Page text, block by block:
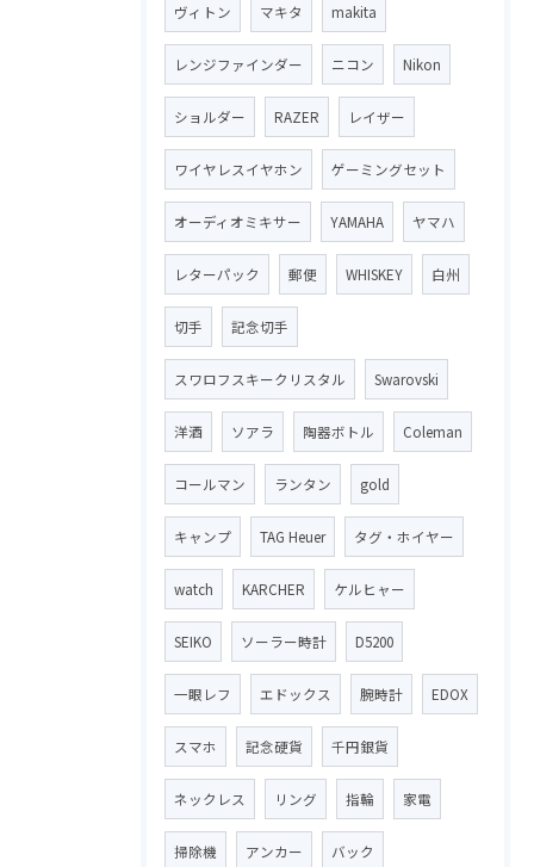
ヴィトン マキタ makita
レンジファインダー ニコン Nikon
ショルダー RAZER レイザー
ワイヤレスイヤホン ゲーミングセット
オーディオミキサー YAMAHA ヤマハ
レターパック 郵便 WHISKEY 白州
切手 記念切手
スワロフスキークリスタル Swarovski
洋酒 ソアラ 陶器ボトル Coleman
コールマン ランタン gold
キャンプ TAG Heuer タグ・ホイヤー
watch KARCHER ケルヒャー
SEIKO ソーラー時計 D5200
一眼レフ エドックス 腕時計 EDOX
スマホ 記念硬貨 千円銀貨
ネックレス リング 指輪 家電
掃除機 アンカー バック